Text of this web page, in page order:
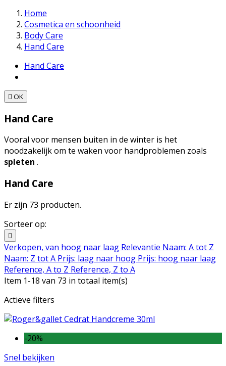
Home
Cosmetica en schoonheid
Body Care
Hand Care
Hand Care
 OK
Hand Care
Vooral voor mensen buiten in de winter is het
noodzakelijk om te waken voor handproblemen zoals
spleten .
Hand Care
Er zijn 73 producten.
Sorteer op:

Verkopen, van hoog naar laag Relevantie Naam: A tot Z
Naam: Z tot A Prijs: laag naar hoog Prijs: hoog naar laag
Reference, A to Z Reference, Z to A
Item 1-18 van 73 in totaal item(s)
Actieve filters
-20%
Snel bekijken